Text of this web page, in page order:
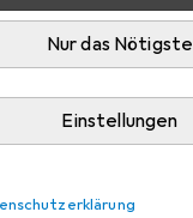
Nur das Nötigste
Einstellungen